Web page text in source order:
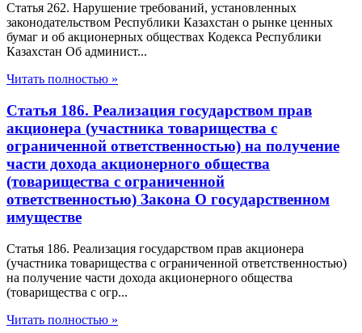
Статья 262. Нарушение требований, установленных
законодательством Республики Казахстан о рынке ценных
бумаг и об акционерных обществах Кодекса Республики
Казахстан Об админист...
Читать полностью »
Статья 186. Реализация государством прав
акционера (участника товарищества с
ограниченной ответственностью) на получение
части дохода акционерного общества
(товарищества с ограниченной
ответственностью) Закона О государственном
имуществе
Статья 186. Реализация государством прав акционера
(участника товарищества с ограниченной ответственностью)
на получение части дохода акционерного общества
(товарищества с огр...
Читать полностью »